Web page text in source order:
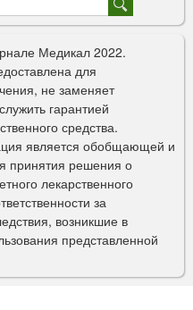
Медикал 2022.
для
не заменяет
гарантией
средства.
является обобщающей и
принятия решения о
лекарственного
за
возникшие в
представленной